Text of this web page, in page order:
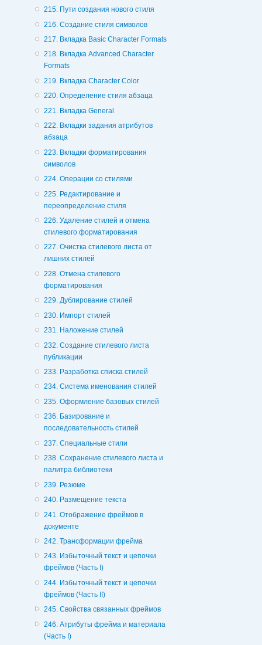
215. Пути создания нового стиля
216. Создание стиля символов
217. Вкладка Basic Character Formats
218. Вкладка Advanced Character
Formats
219. Вкладка Character Color
220. Определение стиля абзаца
221. Вкладка General
222. Вкладки задания атрибутов
абзаца
223. Вкладки форматирования
символов
224. Операции со стилями
225. Редактирование и
переопределение стиля
226. Удаление стилей и отмена
стилевого форматирования
227. Очистка стилевого листа от
лишних стилей
228. Отмена стилевого
форматирования
229. Дублирование стилей
230. Импорт стилей
231. Наложение стилей
232. Создание стилевого листа
публикации
233. Разработка списка стилей
234. Система именования стилей
235. Оформление базовых стилей
236. Базирование и
последовательность стилей
237. Специальные стили
238. Сохранение стилевого листа и
палитра библиотеки
239. Резюме
240. Размещение текста
241. Отображение фреймов в
документе
242. Трансформации фрейма
243. Избыточный текст и цепочки
фреймов (Часть I)
244. Избыточный текст и цепочки
фреймов (Часть II)
245. Свойства связанных фреймов
246. Атрибуты фрейма и материала
(Часть I)